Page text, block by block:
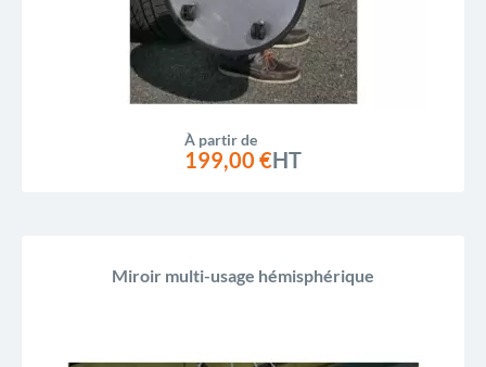
À partir de
199,00 €HT
Miroir multi-usage hémisphérique